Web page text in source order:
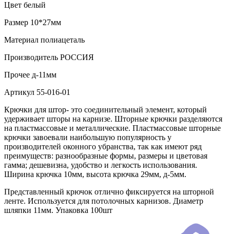
Цвет белый
Размер 10*27мм
Материал полиацеталь
Производитель РОССИЯ
Прочее д-11мм
Артикул 55-016-01
Крючки для штор- это соединительный элемент, который
удерживает шторы на карнизе. Шторные крючки разделяются
на пластмассовые и металлические. Пластмассовые шторные
крючки завоевали наибольшую популярность у
производителей оконного убранства, так как имеют ряд
преимуществ: разнообразные формы, размеры и цветовая
гамма; дешевизна, удобство и легкость использования.
Ширина крючка 10мм, высота крючка 29мм, д-5мм.
Представленный крючок отлично фиксируется на шторной
ленте. Используется для потолочных карнизов. Диаметр
шляпки 11мм. Упаковка 100шт